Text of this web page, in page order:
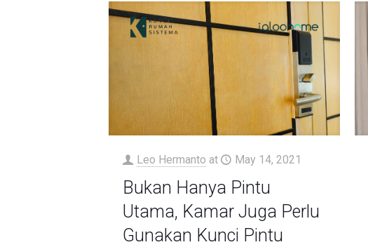
Leo Hermanto at May 14, 2021
Bukan Hanya Pintu
Utama, Kamar Juga Perlu
Gunakan Kunci Pintu